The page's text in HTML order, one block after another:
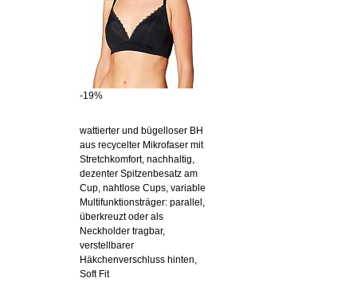
-19%
wattierter und bügelloser BH
aus recycelter Mikrofaser mit
Stretchkomfort, nachhaltig,
dezenter Spitzenbesatz am
Cup, nahtlose Cups, variable
Multifunktionsträger: parallel,
überkreuzt oder als
Neckholder tragbar,
verstellbarer
Häkchenverschluss hinten,
Soft Fit